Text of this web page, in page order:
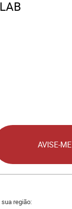
AVISE-ME
região: